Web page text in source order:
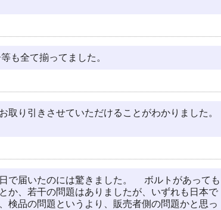
も全て揃ってました。
り引きさせていただけることがわかりました。
で届いたのには驚きました。 ボルトがあっても
か、若干の問題はありましたが、いずれも日本で
検品の問題というより、販売者側の問題かと思っ